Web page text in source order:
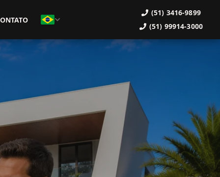
(51) 3416-9899
(51) 99914-3000